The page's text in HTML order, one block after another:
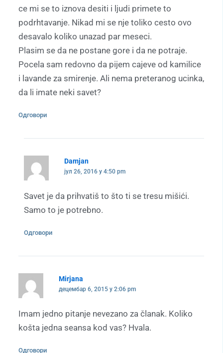
ce mi se to iznova desiti i ljudi primete to
podrhtavanje. Nikad mi se nje toliko cesto ovo
desavalo koliko unazad par meseci.
Plasim se da ne postane gore i da ne potraje.
Pocela sam redovno da pijem cajeve od kamilice
i lavande za smirenje. Ali nema preteranog ucinka,
da li imate neki savet?
Одговори
Damjan
јул 26, 2016 у 4:50 pm
Savet je da prihvatiš to što ti se tresu mišići.
Samo to je potrebno.
Одговори
Mirjana
децембар 6, 2015 у 2:06 pm
Imam jedno pitanje nevezano za članak. Koliko
košta jedna seansa kod vas? Hvala.
Одговори